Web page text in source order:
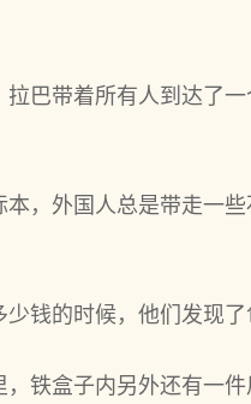
巴带着所有人到达了
，外国人总是带走一
钱的时候，他们发现了
铁盒子内另外还有一件